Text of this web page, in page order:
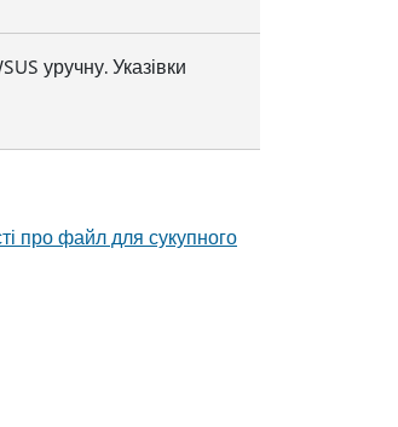
уручну. Указівки
про файл для сукупного